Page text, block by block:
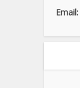
Email: